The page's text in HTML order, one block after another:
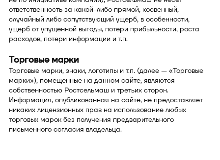
ответственность за какой-либо прямой, косвенный,
случайный либо сопутствующий ущерб, в особенности,
ущерб от упущенной выгоды, потери прибыльности, роста
расходов, потери информации и т.п.
Торговые марки
Торговые марки, знаки, логотипы и т.п. (далее — «Торговые
марки»), помещенные на данном сайте, являются
собственностью Ростсельмаш и третьих сторон.
Информация, опубликованная на сайте, не предоставляет
никаких лицензионных прав на использование любых
торговых марок без получения предварительного
письменного согласия владельца.